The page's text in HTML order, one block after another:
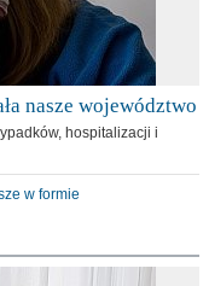
nasze województwo
hospitalizacji i
w formie